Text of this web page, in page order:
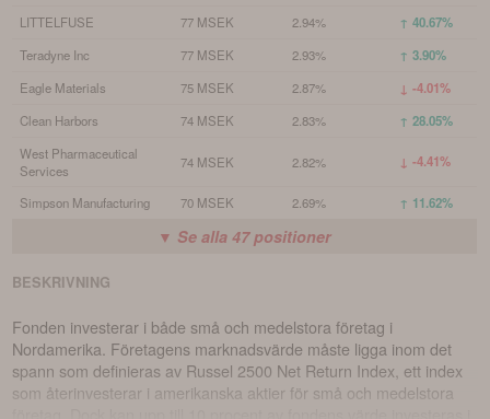
LITTELFUSE 77 MSEK 2.94% ↑ 40.67%
Teradyne Inc 77 MSEK 2.93% ↑ 3.90%
Eagle Materials 75 MSEK 2.87% ↓ -4.01%
Clean Harbors 74 MSEK 2.83% ↑ 28.05%
West Pharmaceutical
Services
74 MSEK 2.82% ↓ -4.41%
Simpson Manufacturing 70 MSEK 2.69% ↑ 11.62%
▼ Se alla47positioner
BESKRIVNING
Fonden investerar i både små och medelstora företag i
Nordamerika. Företagens marknadsvärde måste ligga inom det
spann som definieras av Russel 2500 Net Return Index, ett index
som återinvesterar i amerikanska aktier för små och medelstora